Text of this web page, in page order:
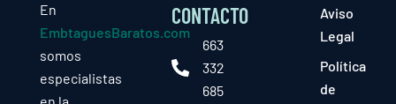
En
EmbtaguesBaratos.com
somos
especialistas
CONTACTO
663
332
685
Aviso
Legal
Política
de